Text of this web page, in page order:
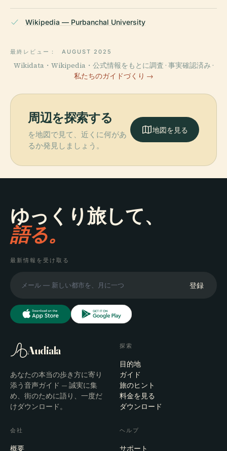
Wikipedia — Purbanchal University
最終レビュー： AUGUST 2025
Wikidata・Wikipedia・公式情報をもとに調査 · 事実確認済み ·
私たちのガイドづくり →
周辺を探索する
を地図で見て、近くに何があ
るか発見しましょう。
地図を見る
ゆっくり旅して、
語る。
最新情報を受け取る
登録
Audiala
あなたの本当の歩き方に寄り
添う音声ガイド — 誠実に集
め、街のために語り、一度だ
けダウンロード。
探索
目的地
ガイド
旅のヒント
料金を見る
ダウンロード
会社
概要
ヘルプ
サポート